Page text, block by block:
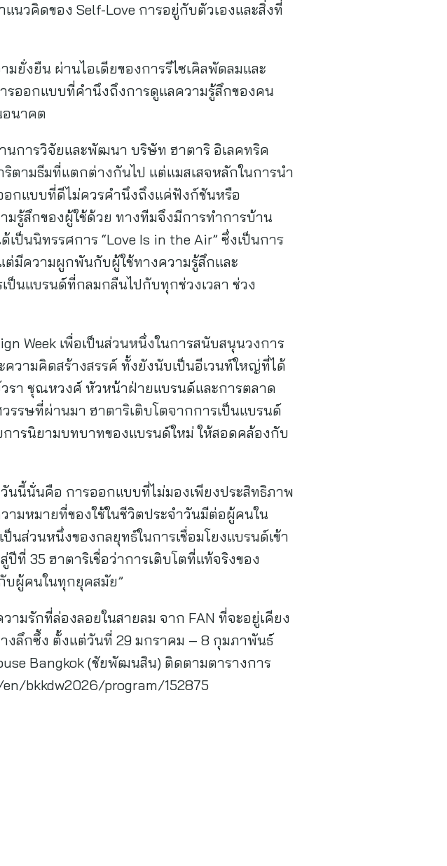
นวคิดของ Self-Love การอยู่กับตัวเองและสิ่งที่
ยั่งยืน ผ่านไอเดียของการรีไซเคิลพัดลมและ
รออกแบบที่คำนึงถึงการดูแลความรู้สึกของคน
อนาคต
การวิจัยและพัฒนา บริษัท ฮาตาริ อิเลคทริค
ตามธีมที่แตกต่างกันไป แต่แมสเสจหลักในการนำ
อกแบบที่ดีไม่ควรคำนึงถึงแค่ฟังก์ชันหรือ
มรู้สึกของผู้ใช้ด้วย ทางทีมจึงมีการทำการบ้าน
นนิทรรศการ “Love Is in the Air” ซึ่งเป็นการ
ต่มีความผูกพันกับผู้ใช้ทางความรู้สึกและ
นแบรนด์ที่กลมกลืนไปกับทุกช่วงเวลา ช่วง
Week เพื่อเป็นส่วนหนึ่งในการสนับสนุนวงการ
วามคิดสร้างสรรค์ ทั้งยังนับเป็นอีเวนท์ใหญ่ที่ได้
า ชุณหวงศ์ หัวหน้าฝ่ายแบรนด์และการตลาด
รรษที่ผ่านมา ฮาตาริเติบโตจากการเป็นแบรนด์
การนิยามบทบาทของแบรนด์ใหม่ ให้สอดคล้องกับ
นนี้นั่นคือ การออกแบบที่ไม่มองเพียงประสิทธิภาพ
มหมายที่ของใช้ในชีวิตประจำวันมีต่อผู้คนใน
ป็นส่วนหนึ่งของกลยุทธ์ในการเชื่อมโยงแบรนด์เข้า
ที่ 35 ฮาตาริเชื่อว่าการเติบโตที่แท้จริงของ
บผู้คนในทุกยุคสมัย”
ามรักที่ล่องลอยในสายลม จาก FAN ที่จะอยู่เคียง
างลึกซึ้ง ตั้งแต่วันที่ 29 มกราคม – 8 กุมภาพันธ์
Bangkok (ชัยพัฒนสิน) ติดตามตารางการ
bkkdw2026/program/152875